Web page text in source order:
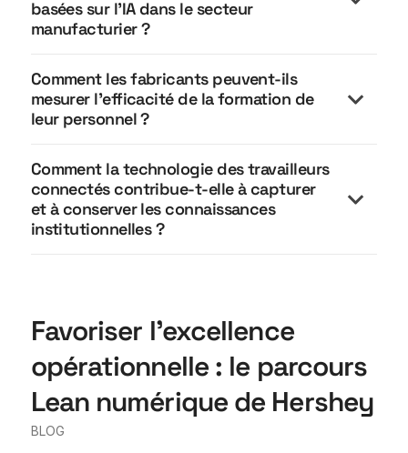
basées sur l'IA dans le secteur
manufacturier ?
Comment les fabricants peuvent-ils
mesurer l'efficacité de la formation de
leur personnel ?
Comment la technologie des travailleurs
connectés contribue-t-elle à capturer
et à conserver les connaissances
institutionnelles ?
Favoriser l'excellence
opérationnelle : le parcours
Lean numérique de Hershey
BLOG